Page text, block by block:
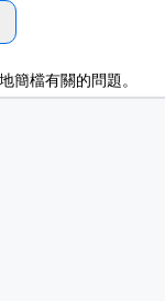
簡檔有關的問題。